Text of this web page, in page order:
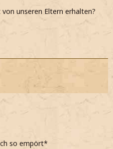
unseren Eltern erhalten?
so empört*